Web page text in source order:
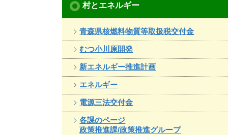
村とエネルギー
青森県核燃料物質等取扱税交付金
むつ小川原開発
新エネルギー推進計画
エネルギー
電源三法交付金
各課のページ
政策推進課/政策推進グループ